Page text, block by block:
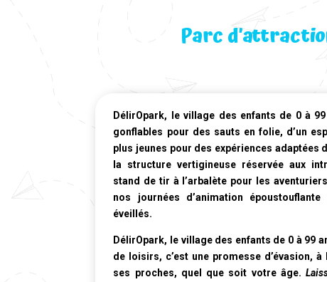
Parc
DélirOpark, le village des enfants de 0 à
gonflables pour des sauts en folie, d’un
plus jeunes pour des expériences adaptées
la structure vertigineuse réservée aux
stand de tir à l’arbalète pour les
nos journées d’animation
éveillés.
DélirOpark, le village des enfants de 0 à 99
de loisirs, c’est une promesse d’évasion,
ses proches, quel que soit votre âge.